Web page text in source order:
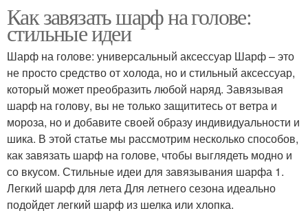
Как завязать шарф на голове:
стильные идеи
Шарф на голове: универсальный аксессуар Шарф – это
не просто средство от холода, но и стильный аксессуар,
который может преобразить любой наряд. Завязывая
шарф на голову, вы не только защититесь от ветра и
мороза, но и добавите своей образу индивидуальности и
шика. В этой статье мы рассмотрим несколько способов,
как завязать шарф на голове, чтобы выглядеть модно и
со вкусом. Стильные идеи для завязывания шарфа 1.
Легкий шарф для лета Для летнего сезона идеально
подойдет легкий шарф из шелка или хлопка.